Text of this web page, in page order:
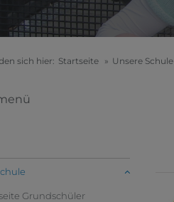
sich hier: Startseite » Unsere Schule
Grundschüler